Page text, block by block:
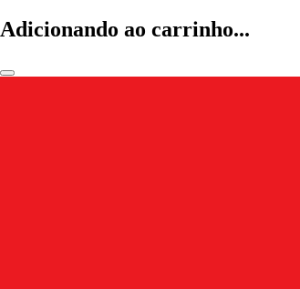
Adicionando ao carrinho...